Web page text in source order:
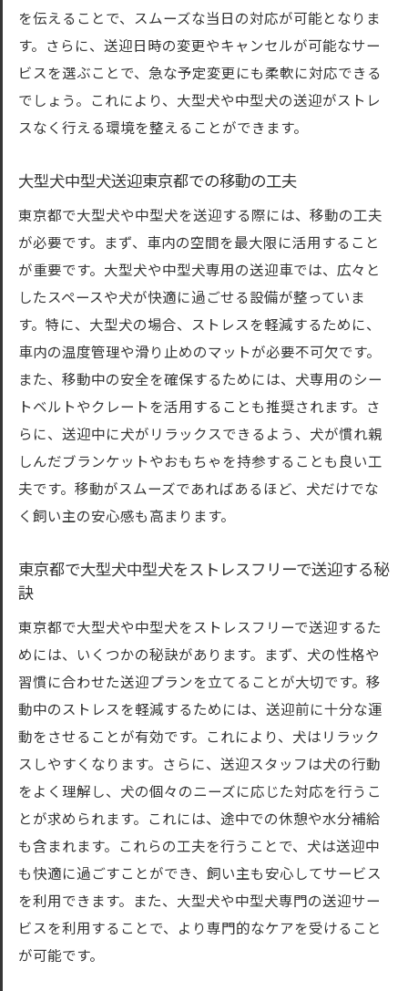
を伝えることで、スムーズな当日の対応が可能となりま
す。さらに、送迎日時の変更やキャンセルが可能なサー
ビスを選ぶことで、急な予定変更にも柔軟に対応できる
でしょう。これにより、大型犬や中型犬の送迎がストレ
スなく行える環境を整えることができます。
大型犬中型犬送迎東京都での移動の工夫
東京都で大型犬や中型犬を送迎する際には、移動の工夫
が必要です。まず、車内の空間を最大限に活用すること
が重要です。大型犬や中型犬専用の送迎車では、広々と
したスペースや犬が快適に過ごせる設備が整っていま
す。特に、大型犬の場合、ストレスを軽減するために、
車内の温度管理や滑り止めのマットが必要不可欠です。
また、移動中の安全を確保するためには、犬専用のシー
トベルトやクレートを活用することも推奨されます。さ
らに、送迎中に犬がリラックスできるよう、犬が慣れ親
しんだブランケットやおもちゃを持参することも良い工
夫です。移動がスムーズであればあるほど、犬だけでな
く飼い主の安心感も高まります。
東京都で大型犬中型犬をストレスフリーで送迎する秘
訣
東京都で大型犬や中型犬をストレスフリーで送迎するた
めには、いくつかの秘訣があります。まず、犬の性格や
習慣に合わせた送迎プランを立てることが大切です。移
動中のストレスを軽減するためには、送迎前に十分な運
動をさせることが有効です。これにより、犬はリラック
スしやすくなります。さらに、送迎スタッフは犬の行動
をよく理解し、犬の個々のニーズに応じた対応を行うこ
とが求められます。これには、途中での休憩や水分補給
も含まれます。これらの工夫を行うことで、犬は送迎中
も快適に過ごすことができ、飼い主も安心してサービス
を利用できます。また、大型犬や中型犬専門の送迎サー
ビスを利用することで、より専門的なケアを受けること
が可能です。